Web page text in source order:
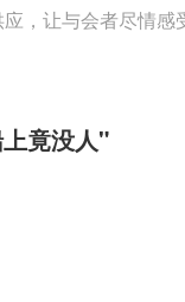
，让与会者尽情感
竟没人"